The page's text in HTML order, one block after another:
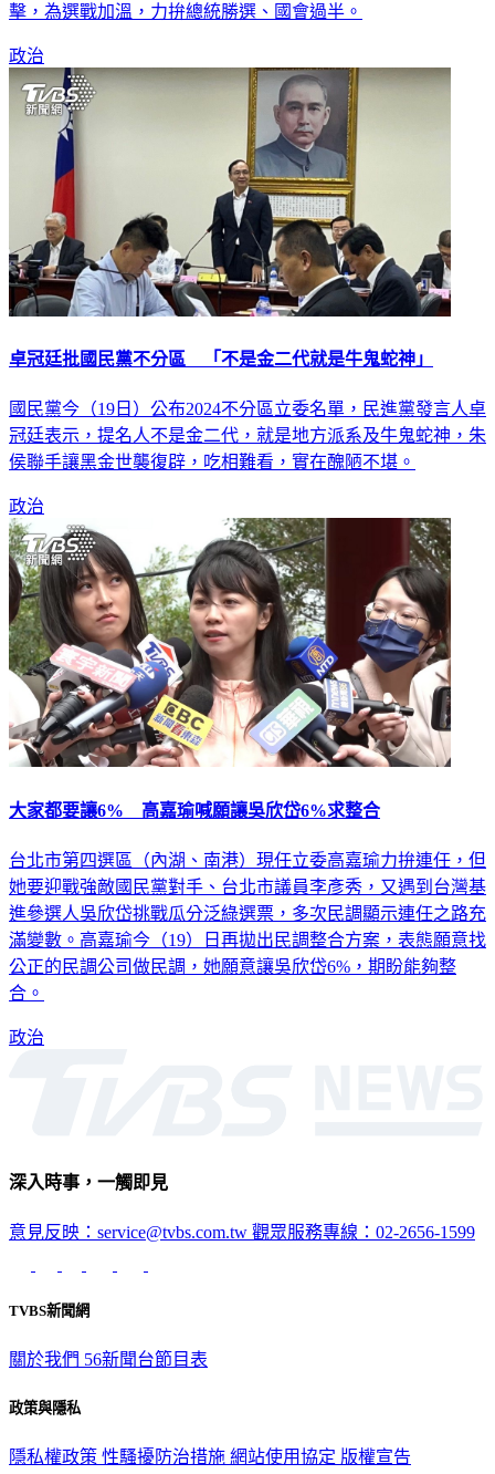
擊，為選戰加溫，力拚總統勝選、國會過半。
政治
卓冠廷批國民黨不分區 「不是金二代就是牛鬼蛇神」
國民黨今（19日）公布2024不分區立委名單，民進黨發言人卓
冠廷表示，提名人不是金二代，就是地方派系及牛鬼蛇神，朱
侯聯手讓黑金世襲復辟，吃相難看，實在醜陋不堪。
政治
大家都要讓6% 高嘉瑜喊願讓吳欣岱6%求整合
台北市第四選區（內湖、南港）現任立委高嘉瑜力拚連任，但
她要迎戰強敵國民黨對手、台北市議員李彥秀，又遇到台灣基
進參選人吳欣岱挑戰瓜分泛綠選票，多次民調顯示連任之路充
滿變數。高嘉瑜今（19）日再拋出民調整合方案，表態願意找
公正的民調公司做民調，她願意讓吳欣岱6%，期盼能夠整
合。
政治
深入時事，一觸即見
意見反映：service@tvbs.com.tw 觀眾服務專線：02-2656-1599
TVBS新聞網
關於我們 56新聞台節目表
政策與隱私
隱私權政策 性騷擾防治措施 網站使用協定 版權宣告